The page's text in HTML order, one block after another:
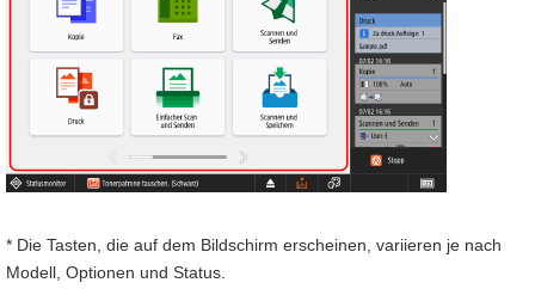
* Die Tasten, die auf dem Bildschirm erscheinen, variieren je nach
Modell, Optionen und Status.